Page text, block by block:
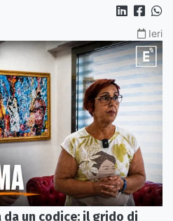
Ieri
un codice: il grido di